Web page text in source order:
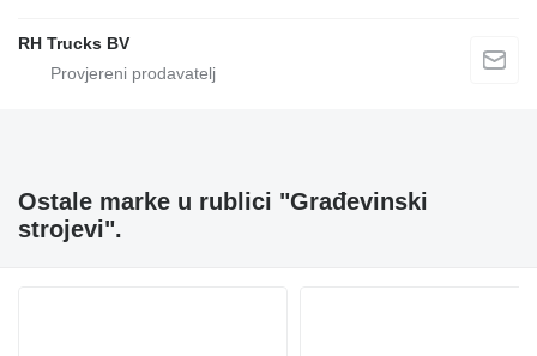
RH Trucks BV
Ostale marke u rublici "Građevinski
strojevi".